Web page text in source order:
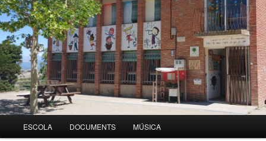
Aneu
Aneu
ESCOLA DOCUMENTS MÚSICA